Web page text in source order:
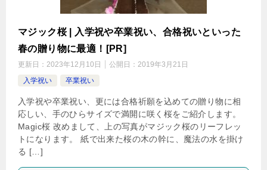
マジック桜 | 入学祝や卒業祝い、合格祝いといった
春の贈り物に最適！[PR]
更新日： 2023年12月10日 公開日： 2019年3月21日
入学祝い
卒業祝い
入学祝や卒業祝い、更には合格祈願を込めての贈り物に相
応しい、手のひらサイズで満開に咲く桜をご紹介します。
Magic桜 改めまして、上の写真がマジック桜のリーフレッ
トになります。 紙で出来た桜の木の幹に、魔法の水を掛け
る […]